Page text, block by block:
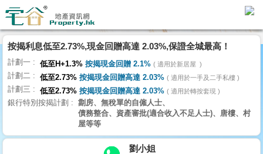
代
理
主
頁
搵
樓/
交
按揭利息低至2.73%,現金回贈高達 2.03%,保證全城最高！
計劃一 低至H+1.3% 按揭現金回贈 2.1% 適用於新居屋
計劃二 低至2.73% 按揭現金回贈高達 2.03% 適用於一手及二手私樓
計劃三 低至2.73% 按揭現金回贈高達 2.03% 適用於轉按套現
銀行特別按揭計劃
劏房、無稅單的自僱人士、
債務整合、資產審批(適合收入不足人士)、唐樓、村
屋等等
劉小姐